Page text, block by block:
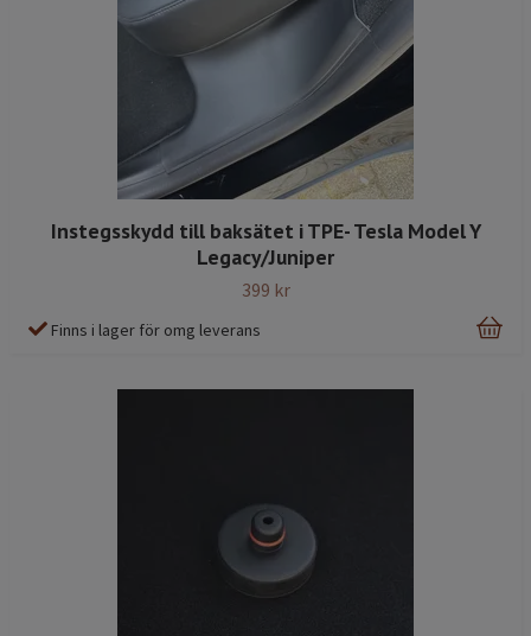
Instegsskydd till baksätet i TPE- Tesla Model Y
Legacy/Juniper
399 kr
Finns i lager för omg leverans